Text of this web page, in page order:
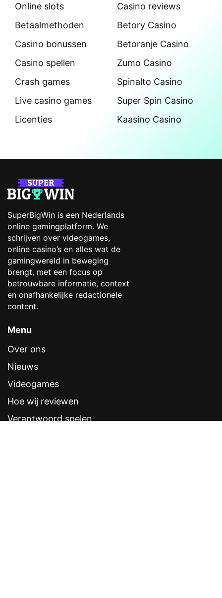
Online slots
Betaalmethoden
Casino bonussen
Casino spellen
Crash games
Live casino games
Licenties
Casino reviews
Betory Casino
Betoranje Casino
Zumo Casino
Spinalto Casino
Super Spin Casino
Kaasino Casino
SuperBigWin is een Nederlands
online gamingplatform. We
schrijven over videogames,
online casino’s en alles wat de
gamingwereld in beweging
brengt, met een focus op
betrouwbare informatie, context
en onafhankelijke redactionele
content.
Menu
Over ons
Nieuws
Videogames
Hoe wij reviewen
Verantwoord spelen